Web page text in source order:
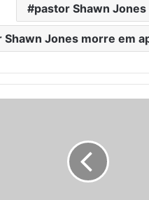
pastor Shawn Jones
Shawn Jones morre em